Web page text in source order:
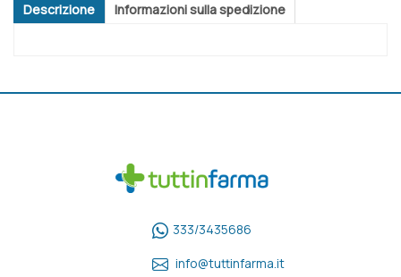
Descrizione Informazioni sulla spedizione
333/3435686
info@tuttinfarma.it